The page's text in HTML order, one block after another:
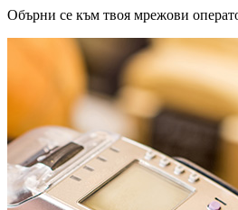
Обърни се към твоя мрежови